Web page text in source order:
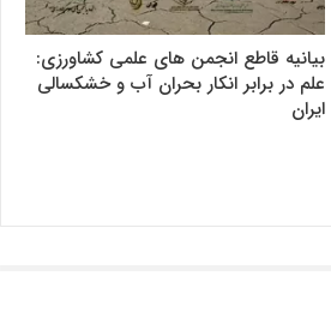
بیانیه قاطع انجمن های علمی کشاورزی:
علم در برابر انکار بحران آب و خشکسالی
ایران